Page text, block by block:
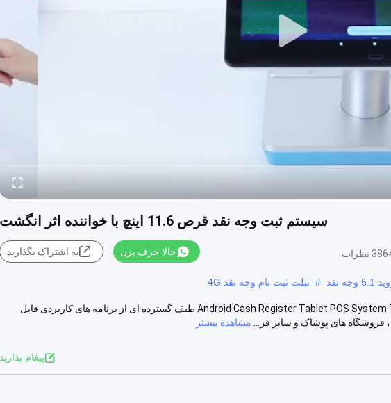
سیستم ثبت وجه نقد قرص 11.6 اینچ با خواننده اثر انگشت
نظرات حالا حرف بزن به اشتراک بگذارید
نقد # تبلت ثبت نام وجه نقد 4G
Android Cash Register Tablet POS System Tab PAD POS Machine with Fingerprint Reader طیف گسترده ای از برنامه های کاربردی قابل
فروشگاه های پوشاک و سایر فر...
مشاهده بیشتر
پيغام بذاريد